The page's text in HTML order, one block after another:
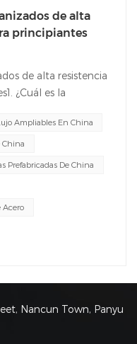
de alta
principiantes
de alta resistencia
¿Cuál es la
en frío (de 1 a 3
acero reciclado,
su montaje,
más grueso (3–10
prevenir la oxidación,
Fabricado para
vs.
sin
de alta
Ampliables En China
China
Prefabricadas De China
Acero
Nancun Town, Panyu